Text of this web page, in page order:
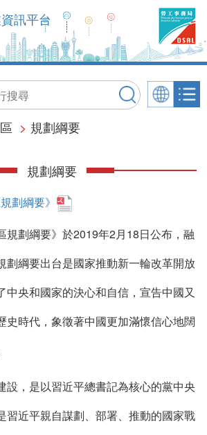
訊平台
> 規劃綱要
規劃綱要
劃綱要》
規劃綱要》於2019年2月18日公布，融
劃綱要出台是國家推動新一輪改革開放
中央和國家的決心和自信，宣告中國又
史時代，象徵著中國更加滿懷信心地闊
設，是以習近平總書記為核心的黨中央
習近平親自謀劃、部署、推動的國家戰